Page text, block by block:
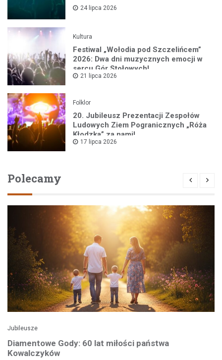
24 lipca 2026
Kultura
Festiwal „Wołodia pod Szczelińcem”
2026: Dwa dni muzycznych emocji w
sercu Gór Stołowych!
21 lipca 2026
Folklor
20. Jubileusz Prezentacji Zespołów
Ludowych Ziem Pogranicznych „Róża
Kłodzka” za nami!
17 lipca 2026
Polecamy
Jubileusze
Diamentowe Gody: 60 lat miłości państwa
Kowalczyków